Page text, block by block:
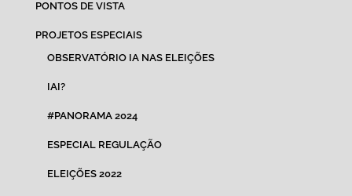
PONTOS DE VISTA
PROJETOS ESPECIAIS
OBSERVATÓRIO IA NAS ELEIÇÕES
IAI?
#PANORAMA 2024
ESPECIAL REGULAÇÃO
ELEIÇÕES 2022